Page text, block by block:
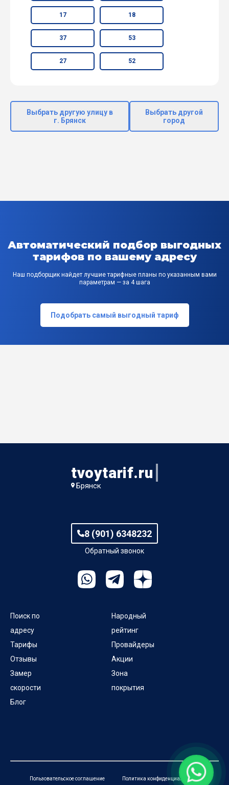
17 18
37 53
27 52
Выбрать другую улицу в
г. Брянск
Выбрать другой
город
Автоматический подбор выгодных
тарифов по вашему адресу
Наш подборщик найдет лучшие тарифные планы по указанным вами
параметрам — за 4 шага
Подобрать самый выгодный тариф
tvoytarif.ru
Брянск
8 (901) 6348232
Обратный звонок
Поиск по
адресу
Тарифы
Отзывы
Замер
скорости
Блог
Народный
рейтинг
Провайдеры
Акции
Зона
покрытия
Пользовательское соглашение Политика конфиденциальности